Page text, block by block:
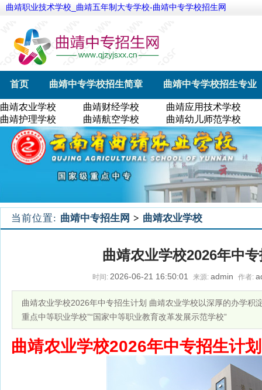
曲靖职业技术学校_曲靖五年制大专学校-曲靖中专学校招生网
首页 曲靖中专学校招生简章 曲靖中专学校招生专业
曲靖航空学校 曲靖幼儿师范学校 曲靖农业学校
曲靖农业学校 曲靖财经学校
曲靖应用技术学校
曲靖护理学校
曲靖航空学校 曲靖幼儿师范学校
当前位置: 曲靖中专招生网 > 曲靖农业学校
曲靖农业学校2026年中
时间: 2026-06-21 16:50:01 来源: admin 作者:
曲靖农业学校2026年中专招生计划 曲靖农业学校以深厚的办学积
重点中等职业学校”“国家中等职业教育改革发展示范学校”
曲靖农业学校2026年中专招生计划